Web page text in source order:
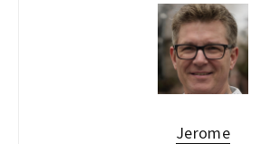
Jerome